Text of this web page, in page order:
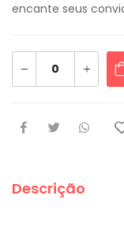
encante seus
Descrição